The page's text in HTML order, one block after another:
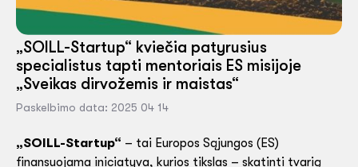
„SOILL-Startup“ kviečia patyrusius
specialistus tapti mentoriais ES misijoje
„Sveikas dirvožemis ir maistas“
Paskelbimo data: 2025 04 14
„SOILL-Startup“ – tai Europos Sąjungos (ES)
finansuojama iniciatyva, kurios tikslas – skatinti tvarią